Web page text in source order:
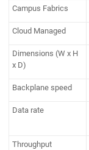
Campus Fabrics
Cloud Managed
Dimensions (W x H
x D)
Backplane speed
Data rate
Throughput